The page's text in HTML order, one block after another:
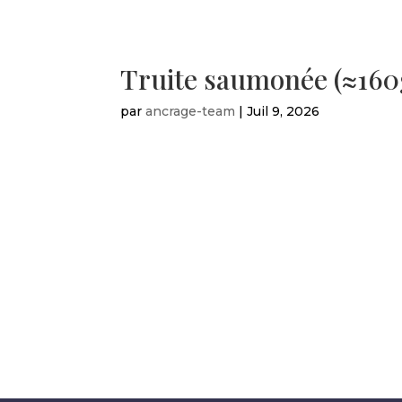
Truite saumonée
parancrage-team |Juil 9, 2026